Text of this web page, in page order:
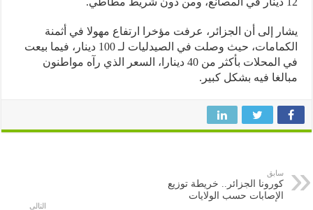
إلى أن الجزائر، عرفت مؤخرا ارتفاع مهولا في أثمنة
الكمامات، حيث وصلت في الصيدليات لـ 100 دينار، فيما بيعت
في المحلات بأكثر من 40 دينارا، السعر الذي رآه مواطنون
فيه بشكل كبير.
كورونا الجزائر.. خريطة توزيع
الإصابات حسب الولايات